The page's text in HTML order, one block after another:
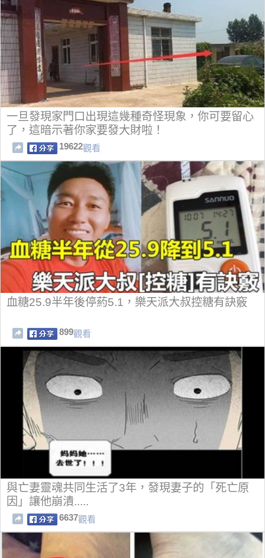
一旦發現家門口出現這幾種奇怪現象，你可要留心
了，這暗示著你家要發大財啦！
19622觀看
血糖25.9半年後停葯5.1，樂天派大叔控糖有訣竅
899觀看
與亡妻靈魂共同生活了3年，發現妻子的「死亡原
因」讓他崩潰.....
6637觀看